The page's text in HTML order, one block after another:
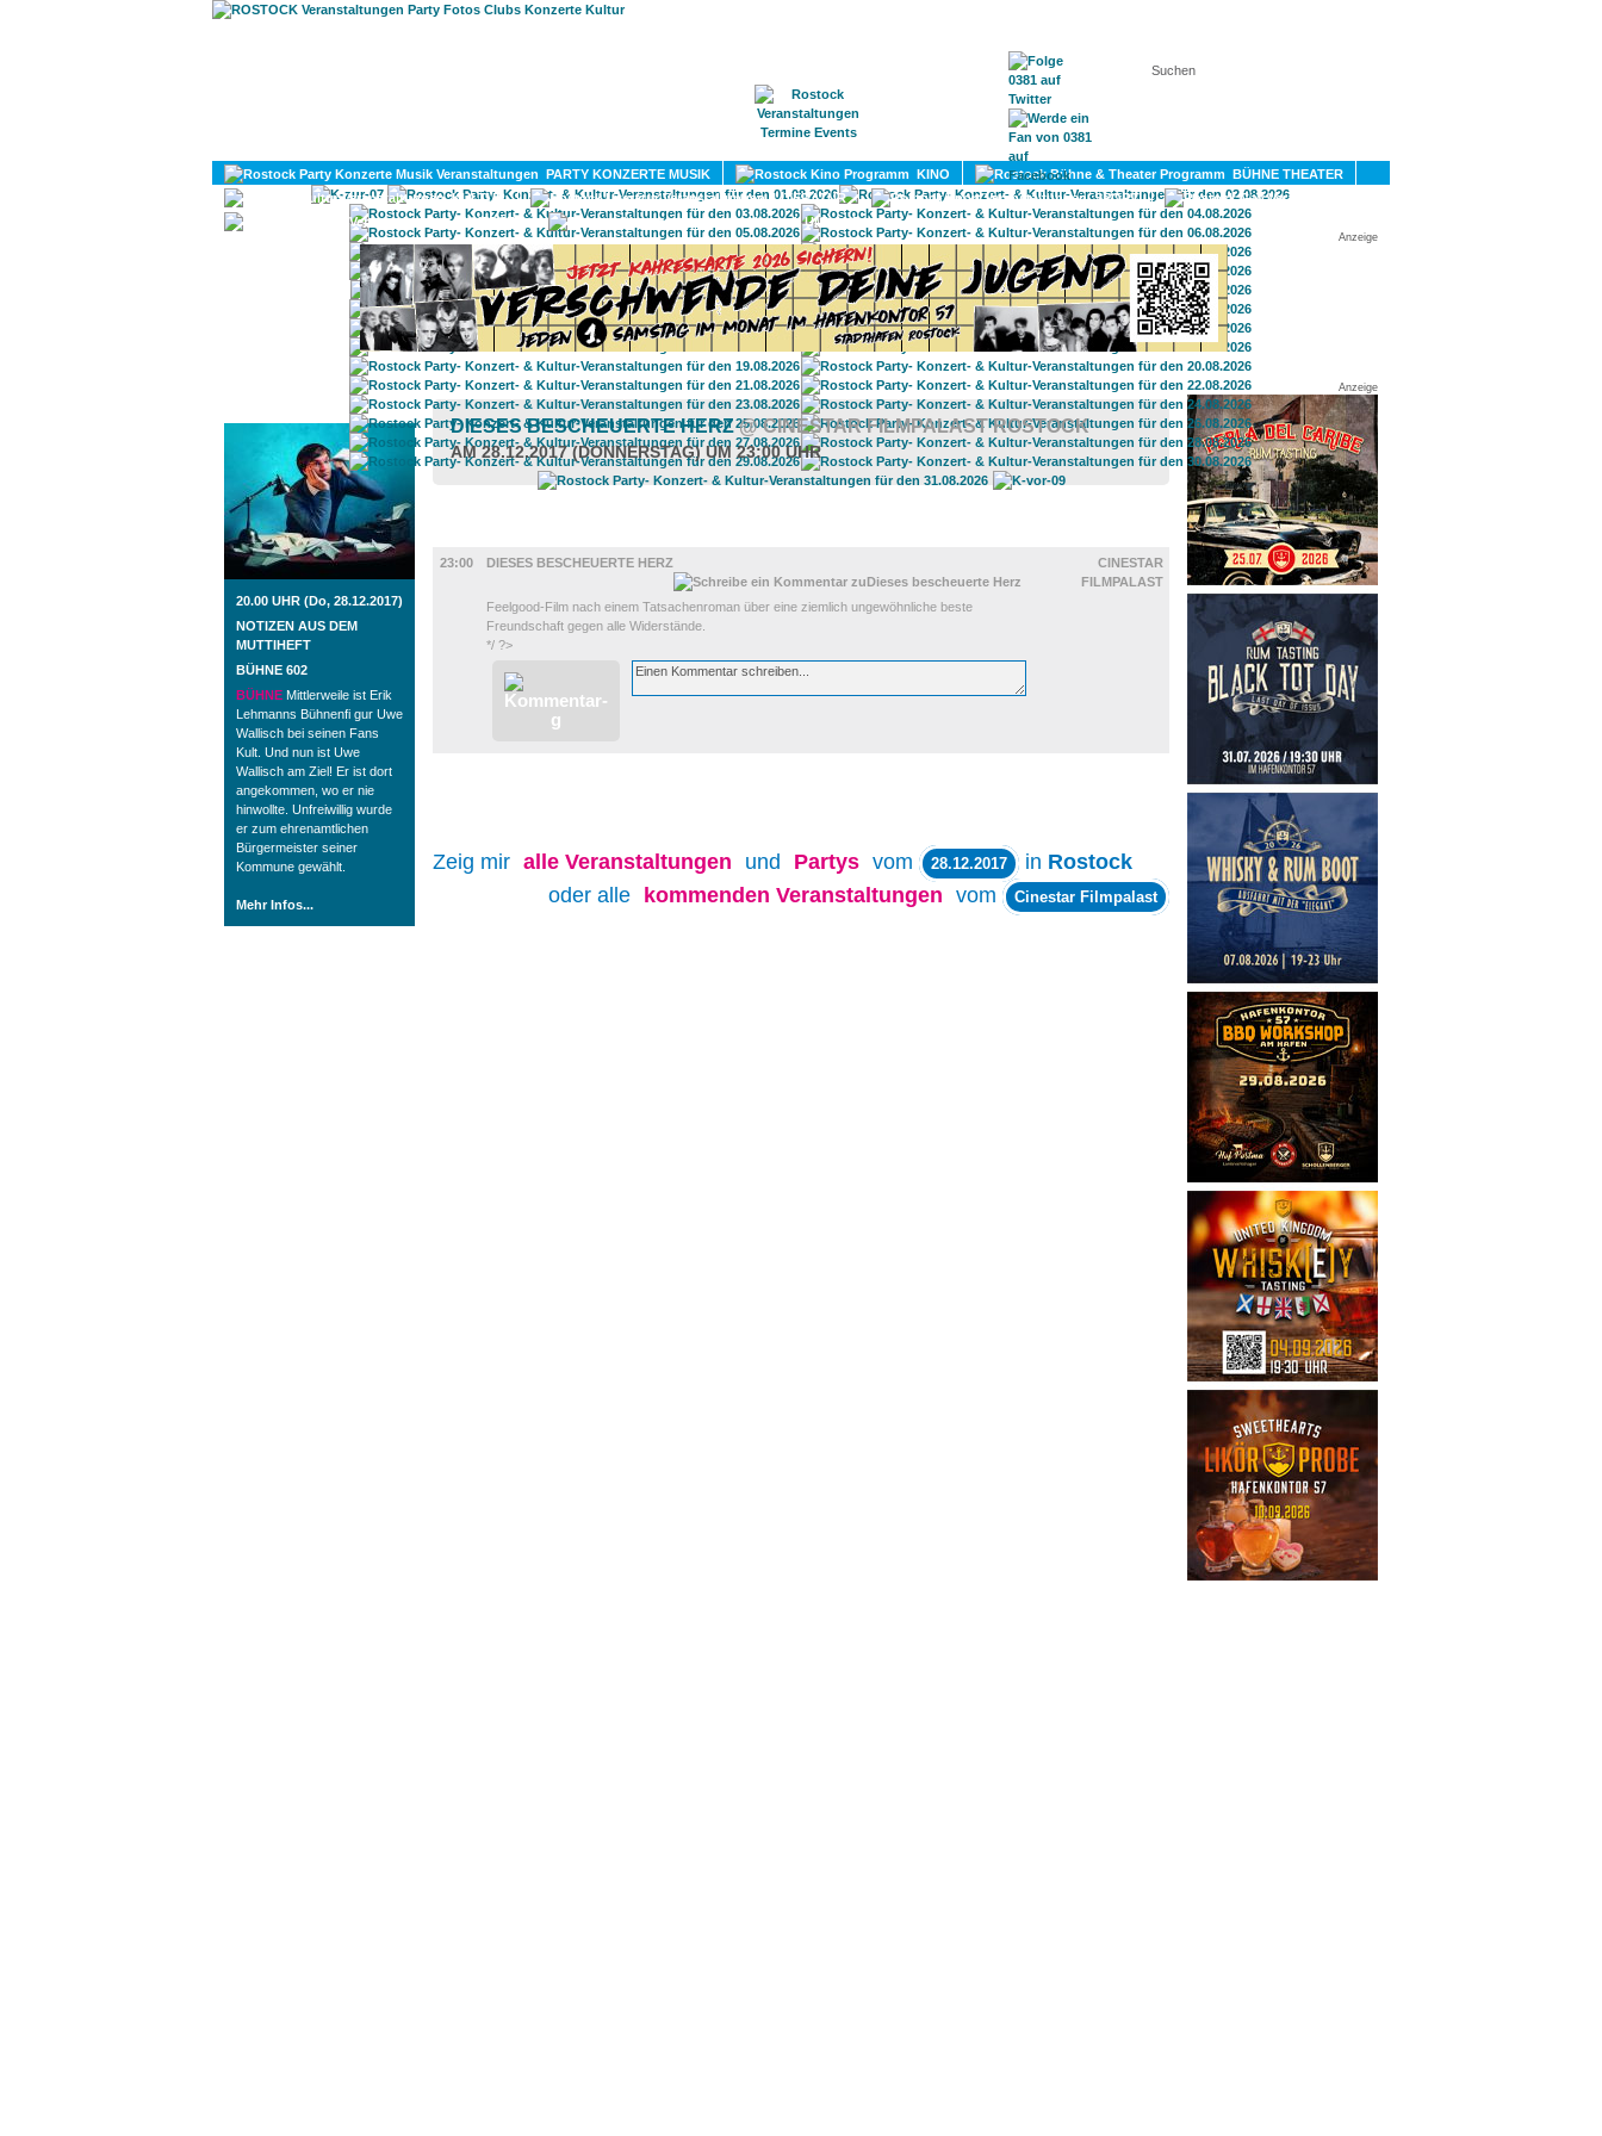
KONTAKT
PARTY KONZERTE MUSIK KINO
BÜHNE THEATER
KULTUR
LITERATUR SPORT
DIVERSES
UMLAND
Anzeige
ROSTOCK TAGESTIPP
20.00 UHR (Do, 28.12.2017)
NOTIZEN AUS DEM
MUTTIHEFT
BÜHNE 602
BÜHNE Mittlerweile ist Erik
Lehmanns Bühnenfi gur Uwe
Wallisch bei seinen Fans
Kult. Und nun ist Uwe
Wallisch am Ziel! Er ist dort
angekommen, wo er nie
hinwollte. Unfreiwillig wurde
er zum ehrenamtlichen
Bürgermeister seiner
Kommune gewählt.
Mehr Infos...
Anzeige
DIESES BESCHEUERTE HERZ@ CINESTAR FILMPALAST ROSTOCK
AM 28.12.2017 (DONNERSTAG) UM 23:00 UHR
23:00
DIESES BESCHEUERTE HERZ
CINESTAR
FILMPALAST
Feelgood-Film nach einem Tatsachenroman über eine ziemlich ungewöhnliche beste
Freundschaft gegen alle Widerstände.
*/ ?>
Zeig mir alle Veranstaltungen und Partys vom 28.12.2017 in Rostock
oder alle
kommenden Veranstaltungen vom Cinestar Filmpalast